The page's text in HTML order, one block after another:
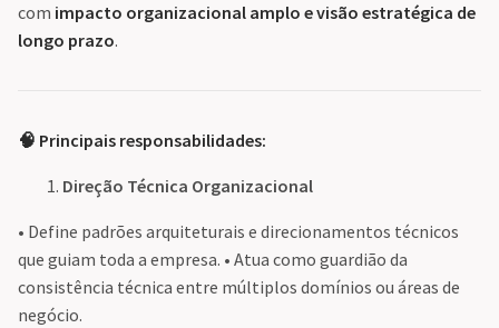
com impacto organizacional amplo e visão estratégica de
longo prazo.
🧠 Principais responsabilidades:
Direção Técnica Organizacional
• Define padrões arquiteturais e direcionamentos técnicos
que guiam toda a empresa. • Atua como guardião da
consistência técnica entre múltiplos domínios ou áreas de
negócio.